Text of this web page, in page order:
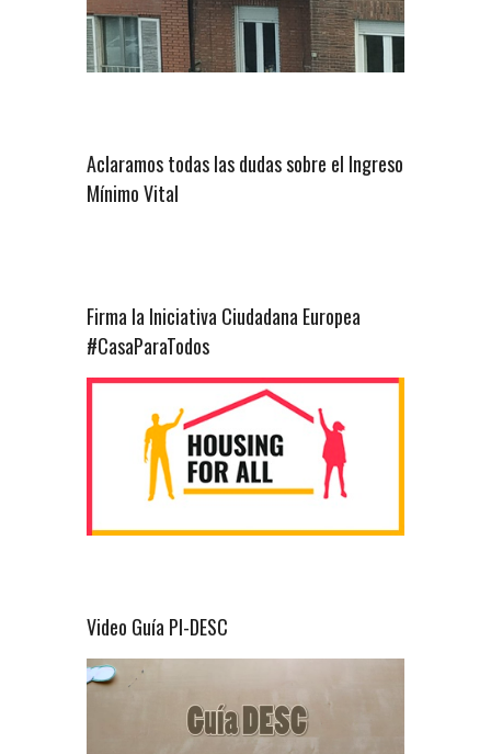
Aclaramos todas las dudas sobre el Ingreso
Mínimo Vital
Firma la Iniciativa Ciudadana Europea
#CasaParaTodos
Video Guía PI-DESC